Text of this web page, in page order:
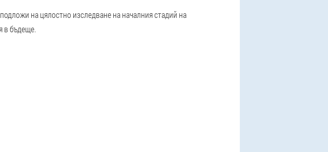
на цялостно изследване на началния стадий на
в бъдеще.